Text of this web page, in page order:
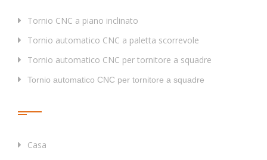
Tornio CNC a piano inclinato
Tornio automatico CNC a paletta scorrevole
Tornio automatico CNC per tornitore a squadre
Tornio automatico CNC per tornitore a squadre
Casa